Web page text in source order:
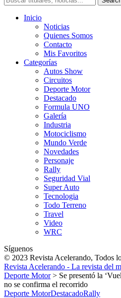
Inicio
Noticias
Quienes Somos
Contacto
Mis Favoritos
Categorías
Autos Show
Circuitos
Deporte Motor
Destacado
Formula UNO
Galería
Industria
Motociclismo
Mundo Verde
Novedades
Personaje
Rally
Seguridad Vial
Super Auto
Tecnologia
Todo Terreno
Travel
Video
WRC
Síguenos
© 2023 Revista Acelerando, Todos
Revista Acelerando - La revista del
Deporte Motor> Se presentó la
no se confirma el recorrido
Deporte MotorDestacadoRally